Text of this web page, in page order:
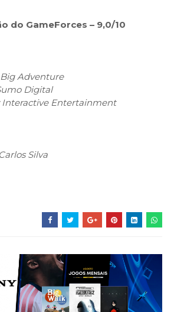
do GameForces – 9,0/10
Big Adventure
Digital
Interactive Entertainment
Silva